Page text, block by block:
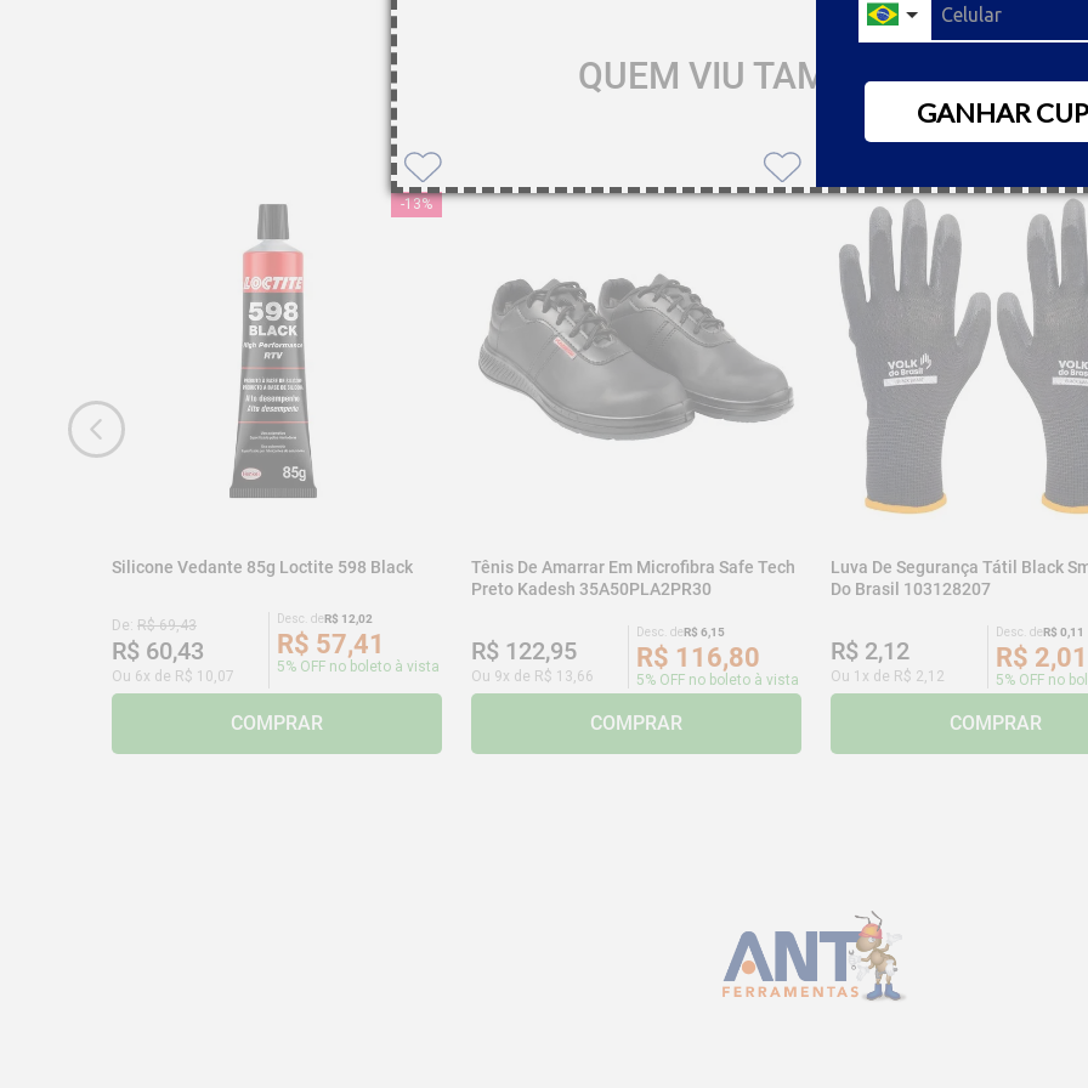
GANHAR
QUEM VIU TAMBÉM GOSTOU
-13%
Silicone Vedante 85g Loctite 598 Black
De:R$ 69,43
R$ 60,43
Ou 6x de R$ 10 07
Desc. deR$ 12 02
R$ 57,41
5% OFF no boleto à vista
COMPRAR
Tênis De Amarrar Em Microfibra Safe Tech
Preto Kadesh 35A50PLA2PR30
R$ 122,95
Ou 9x de R$ 13 66
Desc. deR$ 6, 15
R$ 116,80
5% OFF no boleto à vista
COMPRAR
Luva De Segurança Tátil Black
Do Brasil 103128207
R$ 2,12
Ou 1 x de R$ 2 12
Desc. deR$ 0 11
R$ 2,01
5% OFF no
COMPRAR